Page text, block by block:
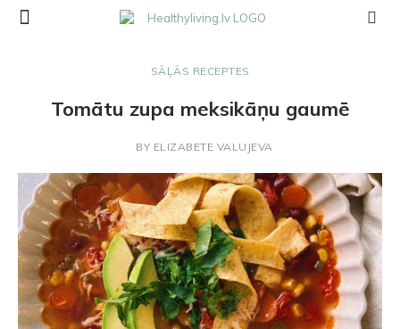
SĀĻĀS RECEPTES
Tomātu zupa meksikāņu gaumē
BY ELIZABETE VALUJEVA